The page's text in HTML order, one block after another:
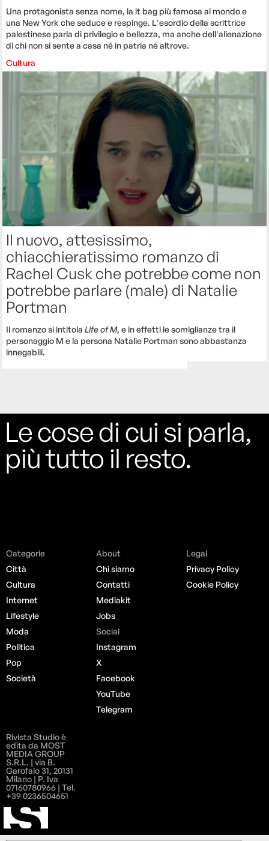
Una protagonista senza nome, la it bag più famosa al mondo e
una New York che seduce e respinge. L'esordio della scrittrice
palestinese parla di privilegio e bellezza, ma anche dell'alienazione
di chi non si sente a casa né in patria né altrove.
Cultura
Il nuovo, attesissimo,
chiacchieratissimo romanzo di
Rachel Cusk che potrebbe come non
potrebbe parlare (male) di Natalie
Portman
Il romanzo si intitolaLife of M, e in effetti le somiglianze tra il
personaggio M e la persona Natalie Portman sono abbastanza
innegabili.
Le cose di cui si parla,
più tutto il resto.
Categorie
Città
Cultura
Internet
Lifestyle
Moda
Politica
Pop
Società
About
Chi siamo
Contatti
Mediakit
Jobs
Social
Instagram
X
Facebook
YouTube
Telegram
Legal
Privacy Policy
Cookie Policy
Rivista Studio è
edita da MOST
MEDIA GROUP
S.R.L. | via B.
Garofalo 31, 20131
Milano | P. Iva
07160780966 | Tel.
+39 0236504651